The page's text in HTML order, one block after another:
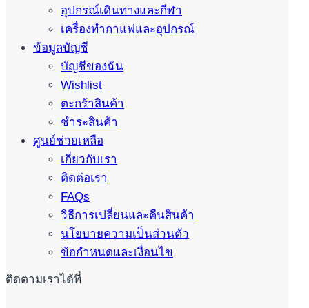
อุปกรณ์เดินทางและกีฬา
เครื่องทำกาแฟและอุปกรณ์
ข้อมูลบัญชี
บัญชีของฉัน
Wishlist
ตะกร้าสินค้า
ชำระสินค้า
ศูนย์ช่วยเหลือ
เกี่ยวกับเรา
ติดต่อเรา
FAQs
วิธีการเปลี่ยนและคืนสินค้า
นโยบายความเป็นส่วนตัว
ข้อกำหนดและเงื่อนไข
ติดตามเราได้ที่